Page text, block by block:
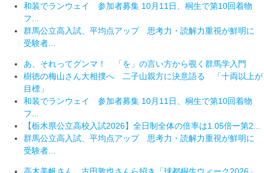
和装でランウェイ 参加者募集 10月11日、桐生で第10回着物
フ...
群馬公立高入試、平均点アップ 思考力・読解力重視が鮮明に
受験者...
あ、それってグンマ！ 「を」の言い方から覗く群馬学入門
樹徳の梅山さん大相撲へ 二子山親方に決意語る 「十両以上が
目標」
和装でランウェイ 参加者募集 10月11日、桐生で第10回着物
フ...
【栃木県公立高校入試2026】全日制全体の倍率は1.05倍ー第2...
群馬公立高入試、平均点アップ 思考力・読解力重視が鮮明に
受験者...
高木美帆さん、古田敦也さんら招き「球都桐生ウィーク2026」